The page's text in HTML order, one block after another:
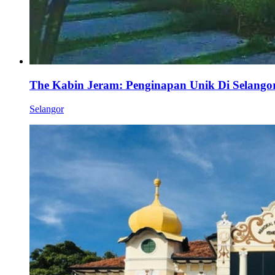
The Kabin Jeram: Penginapan Unik Di
Selangor